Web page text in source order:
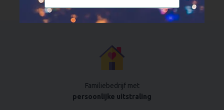
Familiebedrijf met
persoonlijke uitstraling